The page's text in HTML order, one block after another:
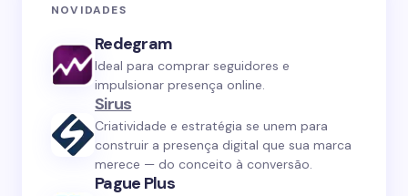
NOVIDADES
Redegram
Ideal para comprar seguidores e
impulsionar presença online.
Sirus
Criatividade e estratégia se unem para
construir a presença digital que sua marca
merece — do conceito à conversão.
Pague Plus